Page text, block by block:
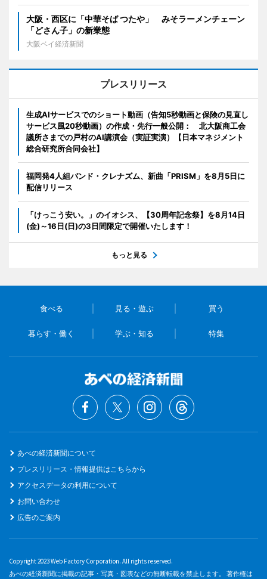
大阪・西区に「中華そば つたや」 みそラーメンチェーン
「どさん子」の新業態
大阪ベイ経済新聞
プレスリリース
生成AIサービスでのショート動画（告知5秒動画と保険の見直し
サービス風20秒動画）の作成・先行一般公開： 北大阪商工会
議所さまでの戸村のAI講演会（実証実演）【日本マネジメント
総合研究所合同会社】
福岡発4人組バンド・クレナズム、新曲「PRISM」を8月5日に
配信リリース
「けっこう安い。」のイオシス、【30周年記念祭】を8月14日
(金)～16日(日)の3日間限定で開催いたします！
もっと見る
食べる 見る・遊ぶ 買う
暮らす・働く 学ぶ・知る 特集
あべの経済新聞について
プレスリリース・情報提供はこちらから
アクセスデータの利用について
お問い合わせ
広告のご案内
Copyright 2023 Web Factory Corporation. All rights reserved.
あべの経済新聞に掲載の記事・写真・図表などの無断転載を禁止します。 著作権は